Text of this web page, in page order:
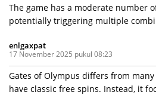
The game has a moderate number
potentially triggering multiple
enlgaxpat
17 November 2025 pukul 08:23
Gates of Olympus differs from
have classic free spins. Instead, it